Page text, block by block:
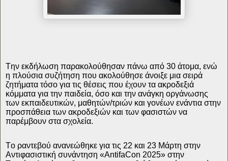
Την εκδήλωση παρακολούθησαν πάνω από 30 άτομα, ενώ
η πλούσια συζήτηση που ακολούθησε άνοιξε μια σειρά
ζητήματα τόσο για τις θέσεις που έχουν τα ακροδεξιά
κόμματα για την παιδεία, όσο και την ανάγκη οργάνωσης
των εκπαιδευτικών, μαθητών/τριών και γονέων ενάντια στην
προσπάθεια των ακροδεξιών και των φασιστών να
παρέμβουν στα σχολεία.
Το ραντεβού ανανεώθηκε για τις 22 και 23 Μάρτη στην
Αντιφασιστική συνάντηση «AntifaCon 2025» στην